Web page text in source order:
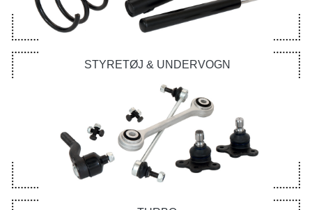
STYRETØJ & UNDERVOGN